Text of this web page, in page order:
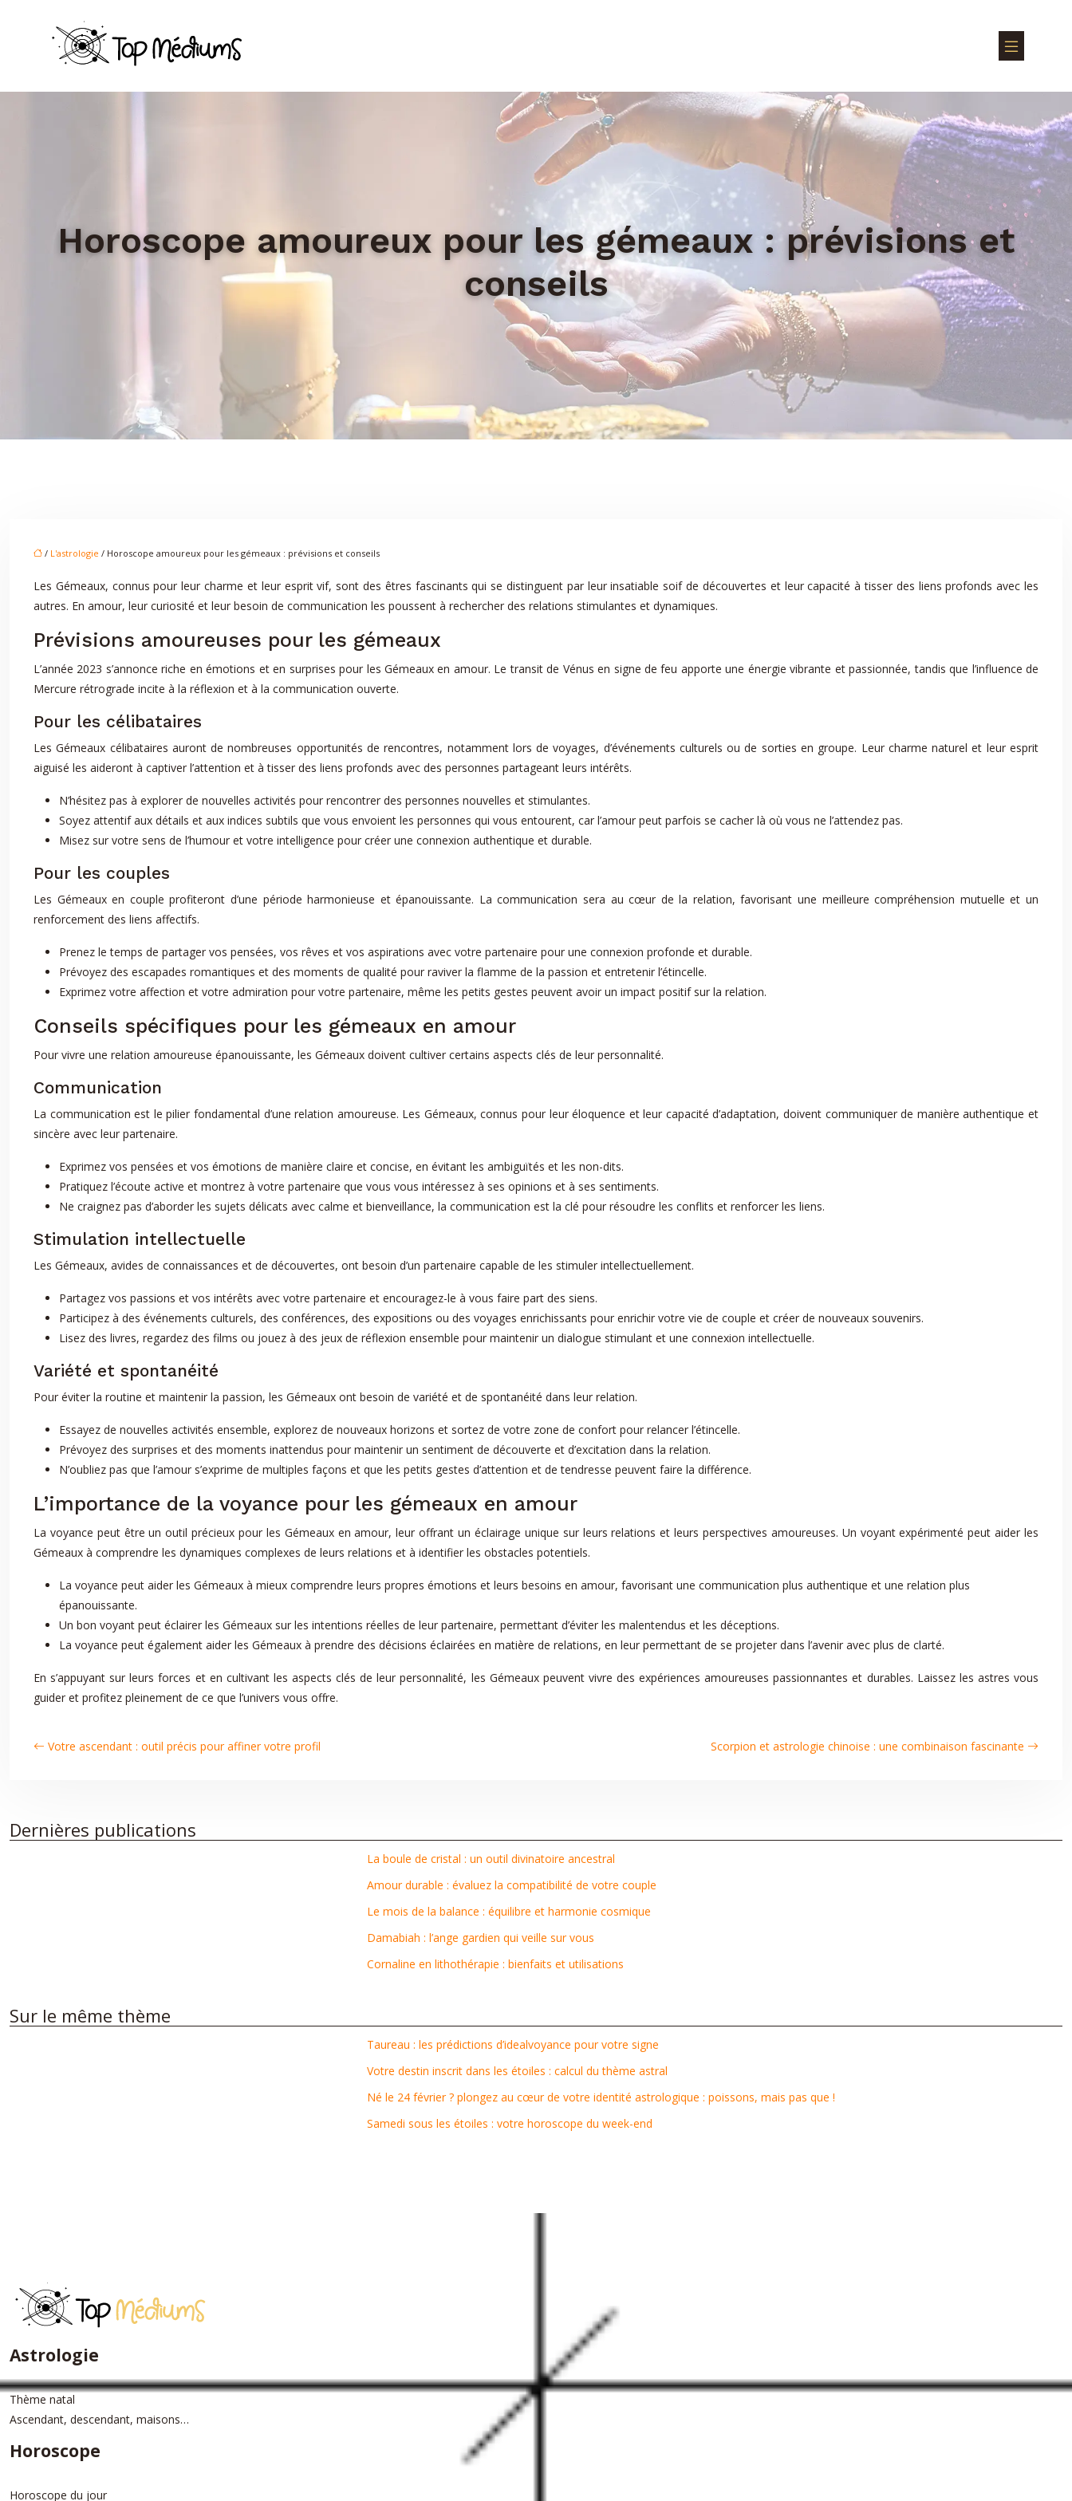
Horoscope amoureux pour les gémeaux : prévisions et
conseils
/ L'astrologie / Horoscope amoureux pour les gémeaux : prévisions et conseils
Les Gémeaux, connus pour leur charme et leur esprit vif, sont des êtres fascinants qui se distinguent par leur insatiable soif de découvertes et leur capacité à tisser des liens profonds avec les
autres. En amour, leur curiosité et leur besoin de communication les poussent à rechercher des relations stimulantes et dynamiques.
Prévisions amoureuses pour les gémeaux
L’année 2023 s’annonce riche en émotions et en surprises pour les Gémeaux en amour. Le transit de Vénus en signe de feu apporte une énergie vibrante et passionnée, tandis que l’influence de
Mercure rétrograde incite à la réflexion et à la communication ouverte.
Pour les célibataires
Les Gémeaux célibataires auront de nombreuses opportunités de rencontres, notamment lors de voyages, d’événements culturels ou de sorties en groupe. Leur charme naturel et leur esprit
aiguisé les aideront à captiver l’attention et à tisser des liens profonds avec des personnes partageant leurs intérêts.
N’hésitez pas à explorer de nouvelles activités pour rencontrer des personnes nouvelles et stimulantes.
Soyez attentif aux détails et aux indices subtils que vous envoient les personnes qui vous entourent, car l’amour peut parfois se cacher là où vous ne l’attendez pas.
Misez sur votre sens de l’humour et votre intelligence pour créer une connexion authentique et durable.
Pour les couples
Les Gémeaux en couple profiteront d’une période harmonieuse et épanouissante. La communication sera au cœur de la relation, favorisant une meilleure compréhension mutuelle et un
renforcement des liens affectifs.
Prenez le temps de partager vos pensées, vos rêves et vos aspirations avec votre partenaire pour une connexion profonde et durable.
Prévoyez des escapades romantiques et des moments de qualité pour raviver la flamme de la passion et entretenir l’étincelle.
Exprimez votre affection et votre admiration pour votre partenaire, même les petits gestes peuvent avoir un impact positif sur la relation.
Conseils spécifiques pour les gémeaux en amour
Pour vivre une relation amoureuse épanouissante, les Gémeaux doivent cultiver certains aspects clés de leur personnalité.
Communication
La communication est le pilier fondamental d’une relation amoureuse. Les Gémeaux, connus pour leur éloquence et leur capacité d’adaptation, doivent communiquer de manière authentique et
sincère avec leur partenaire.
Exprimez vos pensées et vos émotions de manière claire et concise, en évitant les ambiguïtés et les non-dits.
Pratiquez l’écoute active et montrez à votre partenaire que vous vous intéressez à ses opinions et à ses sentiments.
Ne craignez pas d’aborder les sujets délicats avec calme et bienveillance, la communication est la clé pour résoudre les conflits et renforcer les liens.
Stimulation intellectuelle
Les Gémeaux, avides de connaissances et de découvertes, ont besoin d’un partenaire capable de les stimuler intellectuellement.
Partagez vos passions et vos intérêts avec votre partenaire et encouragez-le à vous faire part des siens.
Participez à des événements culturels, des conférences, des expositions ou des voyages enrichissants pour enrichir votre vie de couple et créer de nouveaux souvenirs.
Lisez des livres, regardez des films ou jouez à des jeux de réflexion ensemble pour maintenir un dialogue stimulant et une connexion intellectuelle.
Variété et spontanéité
Pour éviter la routine et maintenir la passion, les Gémeaux ont besoin de variété et de spontanéité dans leur relation.
Essayez de nouvelles activités ensemble, explorez de nouveaux horizons et sortez de votre zone de confort pour relancer l’étincelle.
Prévoyez des surprises et des moments inattendus pour maintenir un sentiment de découverte et d’excitation dans la relation.
N’oubliez pas que l’amour s’exprime de multiples façons et que les petits gestes d’attention et de tendresse peuvent faire la différence.
L’importance de la voyance pour les gémeaux en amour
La voyance peut être un outil précieux pour les Gémeaux en amour, leur offrant un éclairage unique sur leurs relations et leurs perspectives amoureuses. Un voyant expérimenté peut aider les
Gémeaux à comprendre les dynamiques complexes de leurs relations et à identifier les obstacles potentiels.
La voyance peut aider les Gémeaux à mieux comprendre leurs propres émotions et leurs besoins en amour, favorisant une communication plus authentique et une relation plus
épanouissante.
Un bon voyant peut éclairer les Gémeaux sur les intentions réelles de leur partenaire, permettant d’éviter les malentendus et les déceptions.
La voyance peut également aider les Gémeaux à prendre des décisions éclairées en matière de relations, en leur permettant de se projeter dans l’avenir avec plus de clarté.
En s’appuyant sur leurs forces et en cultivant les aspects clés de leur personnalité, les Gémeaux peuvent vivre des expériences amoureuses passionnantes et durables. Laissez les astres vous
guider et profitez pleinement de ce que l’univers vous offre.
Votre ascendant : outil précis pour affiner votre profil Scorpion et astrologie chinoise : une combinaison fascinante
Dernières publications
La boule de cristal : un outil divinatoire ancestral
Amour durable : évaluez la compatibilité de votre couple
Le mois de la balance : équilibre et harmonie cosmique
Damabiah : l’ange gardien qui veille sur vous
Cornaline en lithothérapie : bienfaits et utilisations
Sur le même thème
Taureau : les prédictions d’idealvoyance pour votre signe
Votre destin inscrit dans les étoiles : calcul du thème astral
Né le 24 février ? plongez au cœur de votre identité astrologique : poissons, mais pas que !
Samedi sous les étoiles : votre horoscope du week-end
Astrologie
Thème natal
Ascendant, descendant, maisons…
Horoscope
Horoscope du jour